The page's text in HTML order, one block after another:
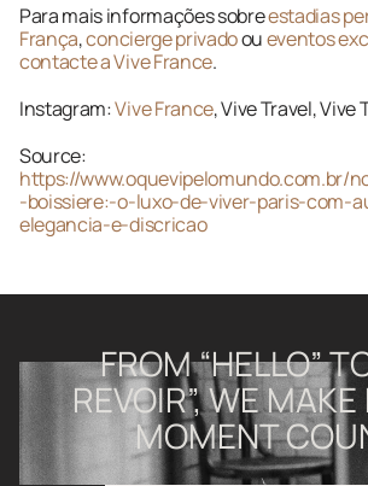
Para mais informações sobre estadias
França, concierge privado ou eventos
contacte a Vive France.
Instagram: Vive France, Vive Travel, Vive
https://www.oquevipelomundo.com.br/
-boissiere:-o-luxo-de-viver-paris-com-
elegancia-e-discricao
FROM “HELLO”
REVOIR”, WE MAKE
MOMENT